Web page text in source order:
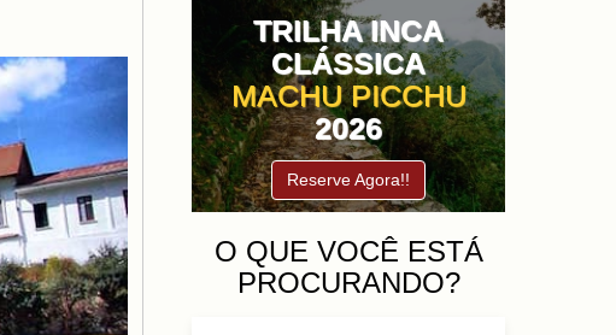
TRILHA INCA
CLÁSSICA
MACHU PICCHU
2026
Reserve Agora!!
O QUE VOCÊ ESTÁ
PROCURANDO?